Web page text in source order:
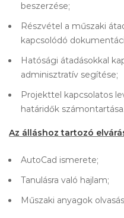
beszerzése;
Részvétel a műszaki
kapcsolódó
Hatósági átadásokkal
adminisztratív segítése;
Projekttel kapcsolatos
határidők számontartása.
Az álláshoz tartozó
AutoCad ismerete;
Tanulásra való hajlam;
Műszaki anyagok